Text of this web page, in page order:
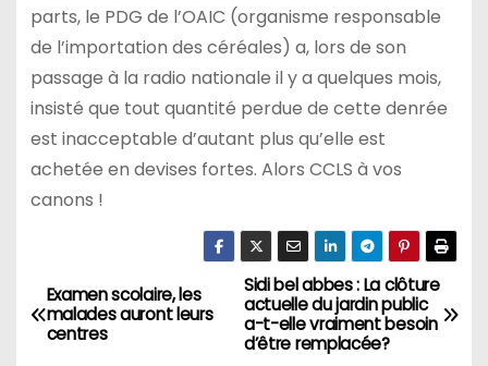
parts, le PDG de l’OAIC (organisme responsable
de l’importation des céréales) a, lors de son
passage à la radio nationale il y a quelques mois,
insisté que tout quantité perdue de cette denrée
est inacceptable d’autant plus qu’elle est
achetée en devises fortes. Alors CCLS à vos
canons !
N
a
Sidi bel abbes : La clôture
actuelle du jardin public
a-t-elle vraiment besoin
d’être remplacée?
Examen scolaire, les
malades auront leurs
centres